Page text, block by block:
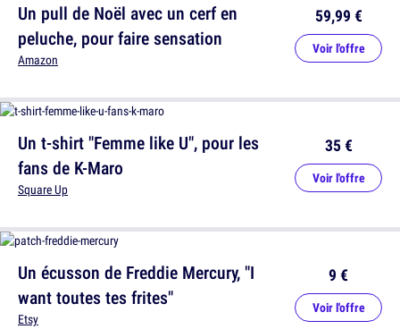
Un pull de Noël avec un cerf en
peluche, pour faire sensation
Amazon
59,99 €
Voir l'offre
Un écusson de Freddie Mercury, "I
want toutes tes frites"
Etsy
9 €
Voir l'offre
Un t-shirt "Femme like U", pour les
fans de K-Maro
Square Up
35 €
Voir l'offre